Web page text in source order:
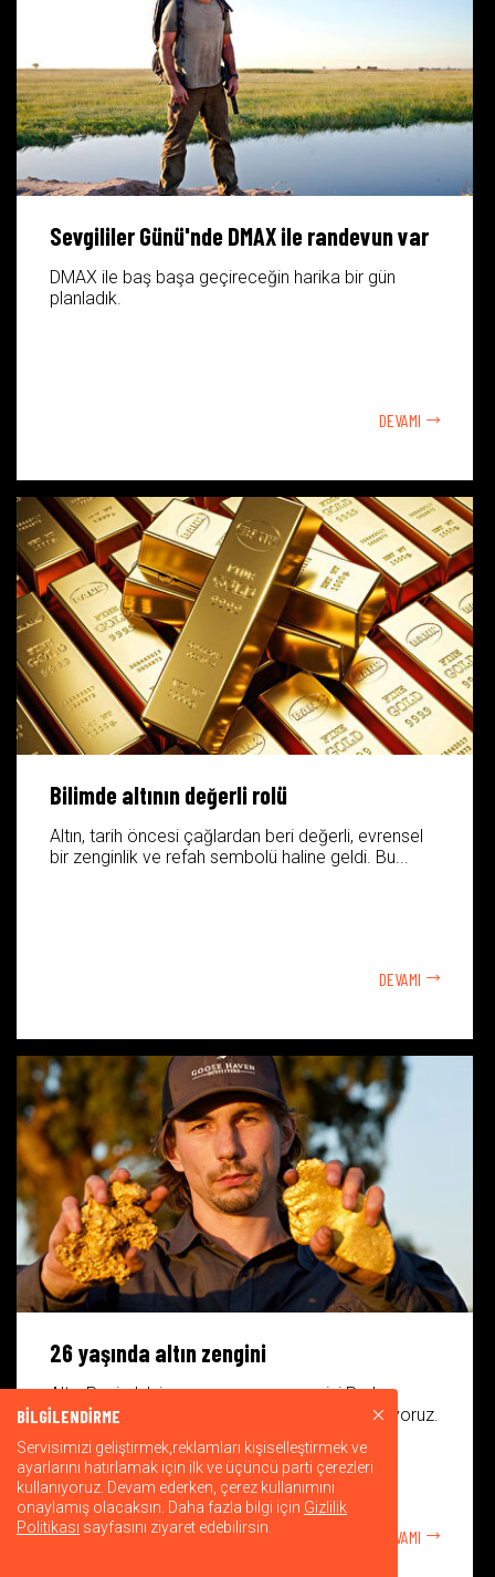
Sevgililer Günü'nde DMAX ile randevun var
DMAX ile baş başa geçireceğin harika bir gün
planladık.
DEVAMI
Bilimde altının değerli rolü
Altın, tarih öncesi çağlardan beri değerli, evrensel
bir zenginlik ve refah sembolü haline geldi. Bu...
DEVAMI
26 yaşında altın zengini
Altın Peşinde’nin en genç ve en zengini Parker
Schnabel’ın mütevazi hayatına yakından bakıyoruz.
DEVAMI
BİLGİLENDİRME
Servisimizi geliştirmek,reklamları kişiselleştirmek ve
ayarlarını hatırlamak için ilk ve üçüncü parti çerezleri
kullanıyoruz. Devam ederken, çerez kullanımını
onaylamış olacaksın. Daha fazla bilgi için Gizlilik
Politikası sayfasını ziyaret edebilirsin.